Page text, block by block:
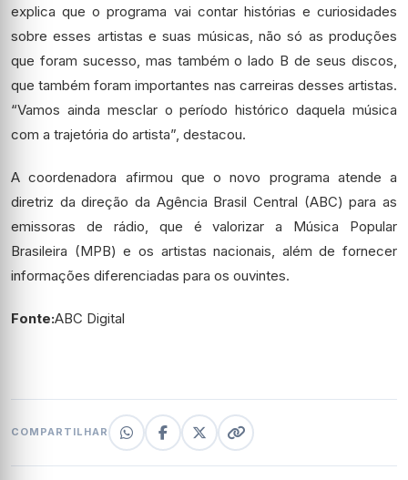
explica que o programa vai contar histórias e curiosidades
sobre esses artistas e suas músicas, não só as produções
que foram sucesso, mas também o lado B de seus discos,
que também foram importantes nas carreiras desses artistas.
“Vamos ainda mesclar o período histórico daquela música
com a trajetória do artista”, destacou.
A coordenadora afirmou que o novo programa atende a
diretriz da direção da Agência Brasil Central (ABC) para as
emissoras de rádio, que é valorizar a Música Popular
Brasileira (MPB) e os artistas nacionais, além de fornecer
informações diferenciadas para os ouvintes.
Fonte:ABC Digital
COMPARTILHAR